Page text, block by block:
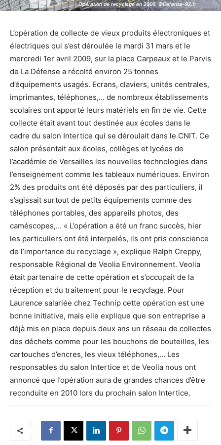
Opération de recyclage en 2009. ©Defense-92.fr
Opération de recyclage en 2009. ©Defense-92.fr
L’opération de collecte de vieux produits électroniques et
électriques qui s’est déroulée le mardi 31 mars et le
mercredi 1er avril 2009, sur la place Carpeaux et le Parvis
de La Défense a récolté environ 25 tonnes
d’équipements usagés. Ecrans, claviers, unités centrales,
imprimantes, téléphones,… de nombreux établissements
scolaires ont apporté leurs matériels en fin de vie. Cette
collecte était avant tout destinée aux écoles dans le
cadre du salon Intertice qui se déroulait dans le CNIT. Ce
salon présentait aux écoles, collèges et lycées de
l’académie de Versailles les nouvelles technologies dans
l’enseignement comme les tableaux numériques. Environ
2% des produits ont été déposés par des particuliers, il
s’agissait surtout de petits équipements comme des
téléphones portables, des appareils photos, des
caméscopes,… « L’opération a été un franc succès, hier
les particuliers ont été interpelés, ils ont pris conscience
de l’importance du recyclage », explique Ralph Creppy,
responsable Régional de Veolia Environnement. Veolia
était partenaire de cette opération et s’occupait de la
réception et du traitement pour le recyclage. Pour
Laurence salariée chez Technip cette opération est une
bonne initiative, mais elle explique que son entreprise a
déjà mis en place depuis deux ans un réseau de collectes
des déchets comme pour les bouchons de bouteilles, les
cartouches d’encres, les vieux téléphones,… Les
responsables du salon Intertice et de Veolia nous ont
annoncé que l’opération aura de grandes chances d’être
reconduite en 2010 lors du prochain salon Intertice.